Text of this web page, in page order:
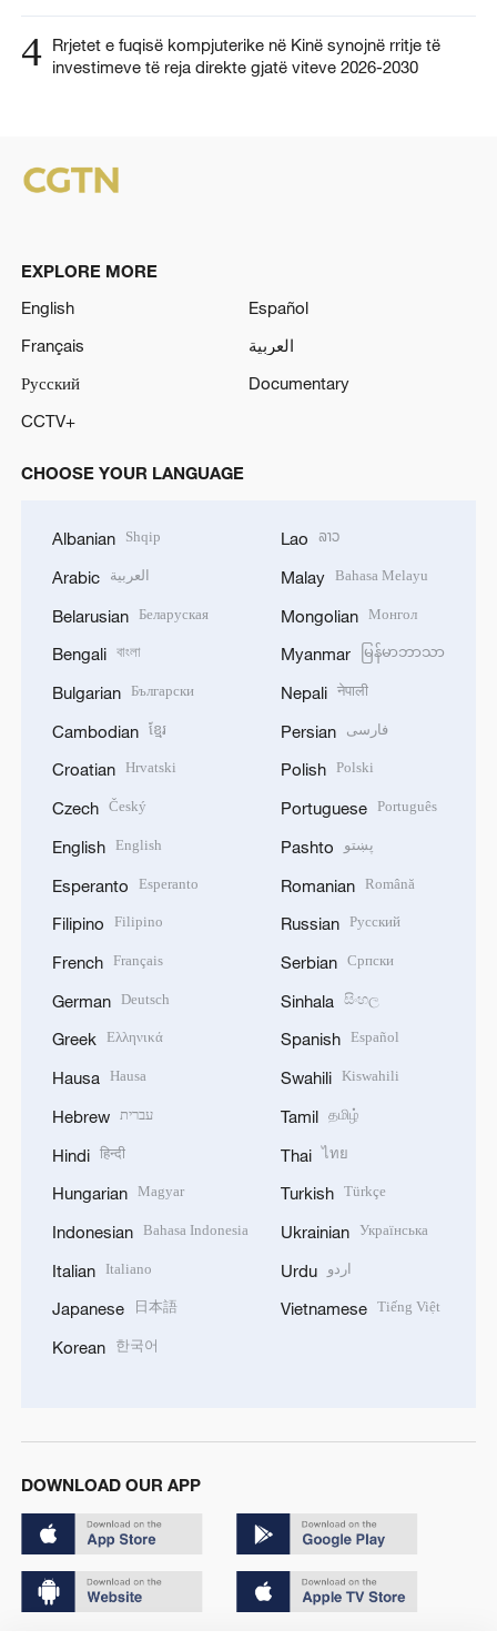
4 Rrjetet e fuqisë kompjuterike në Kinë synojnë rritje të
investimeve të reja direkte gjatë viteve 2026-2030
EXPLORE MORE
English
Español
Français
العربية
Русский
Documentary
CCTV+
CHOOSE YOUR LANGUAGE
Albanian Shqip
Arabic العربية
Belarusian Беларуская
Bengali বাংলা
Bulgarian Български
Cambodian ខ្មែរ
Croatian Hrvatski
Czech Český
English English
Esperanto Esperanto
Filipino Filipino
French Français
German Deutsch
Greek Ελληνικά
Hausa Hausa
Hebrew עברית
Hindi हिन्दी
Hungarian Magyar
Indonesian Bahasa Indonesia
Italian Italiano
Japanese 日本語
Korean 한국어
Lao ລາວ
Malay Bahasa Melayu
Mongolian Монгол
Myanmar မြန်မာဘာသာ
Nepali नेपाली
Persian فارسی
Polish Polski
Portuguese Português
Pashto پښتو
Romanian Română
Russian Русский
Serbian Српски
Sinhala සිංහල
Spanish Español
Swahili Kiswahili
Tamil தமிழ்
Thai ไทย
Turkish Türkçe
Ukrainian Українська
Urdu اردو
Vietnamese Tiếng Việt
DOWNLOAD OUR APP